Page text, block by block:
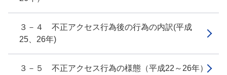
３－４ 不正アクセス行為後の行為の内訳(平成
25、26年)
３－５ 不正アクセス行為の様態（平成22～26年）